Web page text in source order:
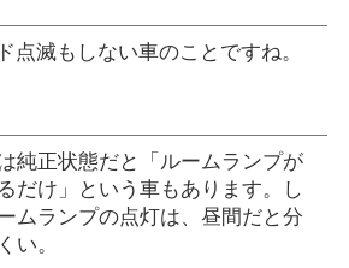
点滅もしない車のことですね。
純正状態だと「ルームランプが
だけ」という車もあります。し
ムランプの点灯は、昼間だと分
い。